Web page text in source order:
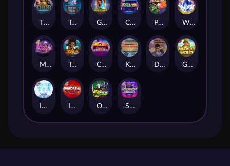
Tractor Beam
Casino Win Spin
Starstruck
Golden Genie And The Walking Wilds
Immortal Fruits
Tesla Jolt Dungeon Quest
Coins of Fortune WiXX
Outsourced: Slash Game
Milky Ways Gaelic Gold
Kitchen Drama: Sushi Mania
Pixies vs Pirates
Thor: Hammer Time
Ice Ice Yeti